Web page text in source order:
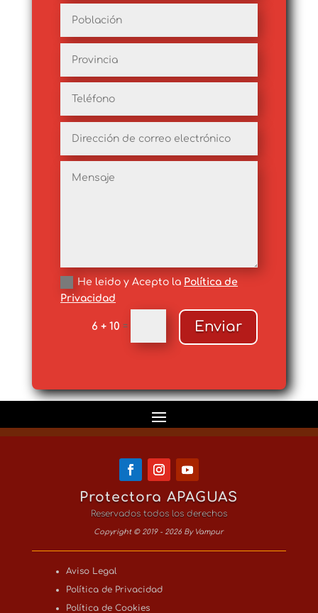
He leido y Acepto la Política de
Privacidad
6 + 10 = Enviar
Protectora APAGUAS
Reservados todos los derechos
Copyright © 2019 - 2026 By Vampur
Aviso Legal
Política de Privacidad
Política de Cookies